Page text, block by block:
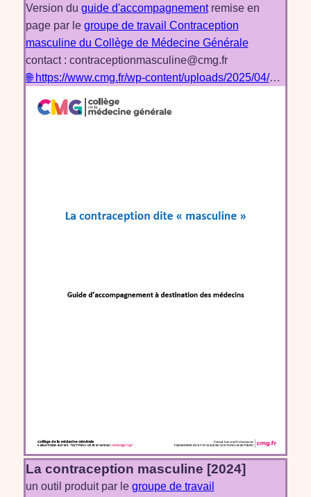
Version du guide d'accompagnementremise en
page par le groupe de travail Contraception
masculine du Collège de Médecine Générale
contact : contraceptionmasculine@cmg.fr
🌐 https://www.cmg.fr/wp-content/uploads/2025/04/La-Contraception-dite-masculine-guide-a-destination-des-medecins.pdf
La contraception masculine [2024]
un outil produit par le groupe de travail